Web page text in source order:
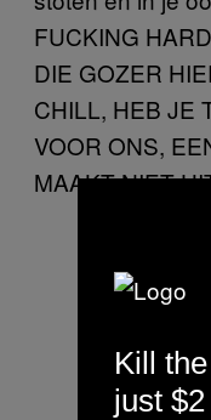
FUCKING
DIE GOZER
CHILL, HEB JE
VOOR ONS,
MAAKT NIET
Kill
just